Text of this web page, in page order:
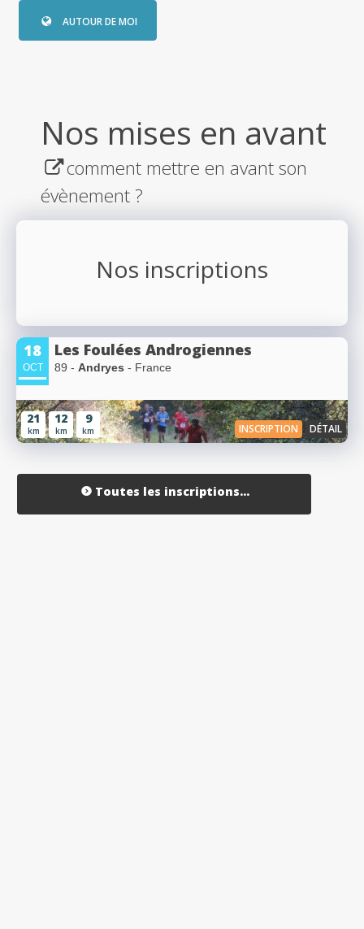
AUTOUR DE MOI
Nos mises en avant
comment mettre en avant son
évènement ?
Nos inscriptions
18
OCT
Les Foulées Androgiennes
89 - Andryes - France
21
km
12
km
9
km INSCRIPTION DÉTAIL
Toutes les inscriptions...